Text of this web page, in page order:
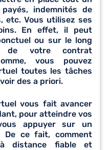
indemnités de
etc. Vous utilisez ses
En effet, il peut
ou sur le long
de votre contrat
vous pouvez
toutes les tâches
des a priori.
vous fait avancer
pour atteindre vos
appuyer sur un
De ce fait, comment
distance fiable et